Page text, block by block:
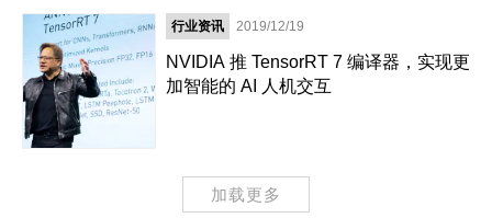
行业资讯 2019/12/19
NVIDIA 推 TensorRT 7 编译器，实现更
加智能的 AI 人机交互
加载更多